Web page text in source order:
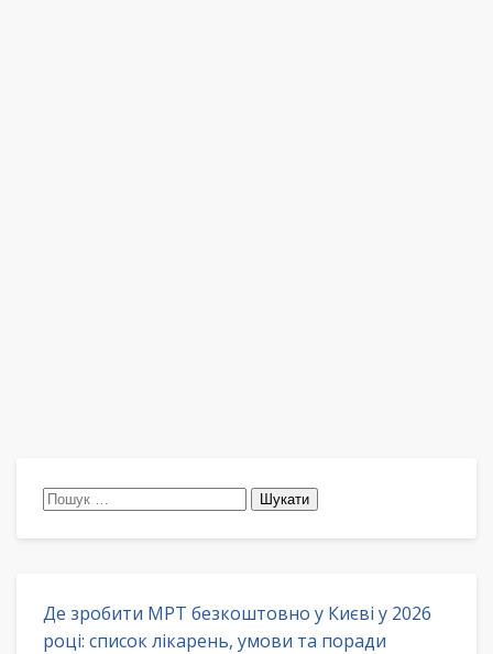
Пошук:
Де зробити МРТ безкоштовно у Києві у 2026
році: список лікарень, умови та поради